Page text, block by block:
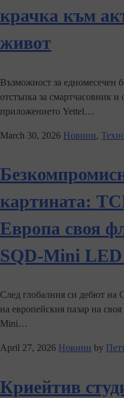
крачка към
живот
Възможност за едномесечен
отстъпка за смартчасовник
приложението Yettel…
March 30, 2026 Новини,
картината:
Европа своя
SQD-Mini
След глобалния си дебют на
на европейския пазар на
Mini…
April 27, 2026 Новини by
Криейтив